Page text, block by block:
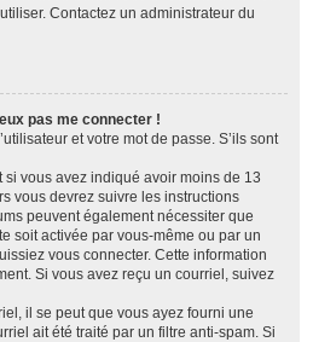
Contactez un administrateur du
pas me connecter !
et votre mot de passe. S’ils sont
si vous avez indiqué avoir moins de 13
vous devrez suivre les instructions
peuvent également nécessiter que
soit activée par vous-même ou par un
vous connecter. Cette information
Si vous avez reçu un courriel, suivez
il se peut que vous ayez fourni une
ait été traité par un filtre anti-spam. Si